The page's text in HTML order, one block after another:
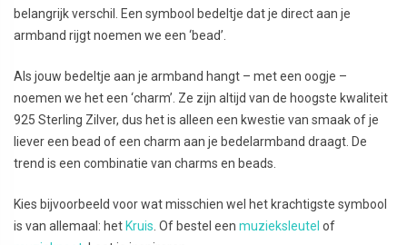
belangrijk verschil. Een symbool bedeltje dat je direct aan je
armband rijgt noemen we een ‘bead’.
Als jouw bedeltje aan je armband hangt – met een oogje –
noemen we het een ‘charm’. Ze zijn altijd van de hoogste kwaliteit
925 Sterling Zilver, dus het is alleen een kwestie van smaak of je
liever een bead of een charm aan je bedelarmband draagt. De
trend is een combinatie van charms en beads.
Kies bijvoorbeeld voor wat misschien wel het krachtigste symbool
is van allemaal: het Kruis . Of bestel een muzieksleutel of